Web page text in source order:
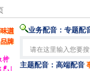
业务配音： 专题配
主题配音： 高端配音